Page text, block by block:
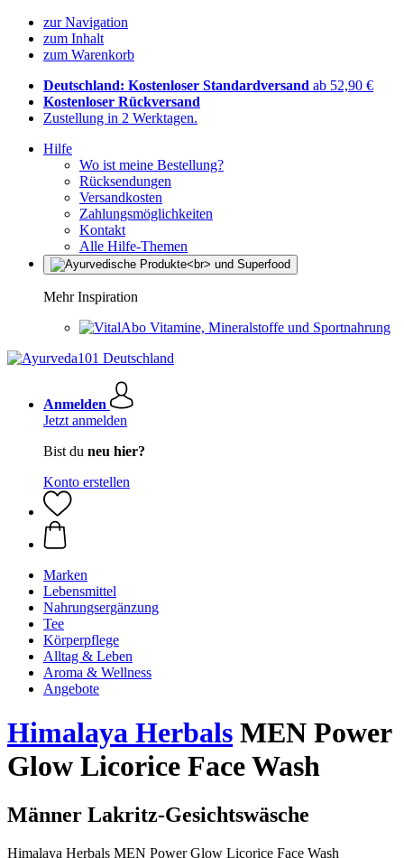
zur Navigation
zum Inhalt
zum Warenkorb
Deutschland: Kostenloser Standardversand ab 52,90 €
Kostenloser Rückversand
Zustellung in 2 Werktagen.
Hilfe
Wo ist meine Bestellung?
Rücksendungen
Versandkosten
Zahlungsmöglichkeiten
Kontakt
Alle Hilfe-Themen
Mehr Inspiration
Vitamine, Mineralstoffe und Sportnahrung
Anmelden
Jetzt anmelden
Bist du neu hier?
Konto erstellen
Marken
Lebensmittel
Nahrungsergänzung
Tee
Körperpflege
Alltag & Leben
Aroma & Wellness
Angebote
Himalaya Herbals MEN Power
Glow Licorice Face Wash
Männer Lakritz-Gesichtswäsche
Himalaya Herbals MEN Power Glow Licorice Face Wash